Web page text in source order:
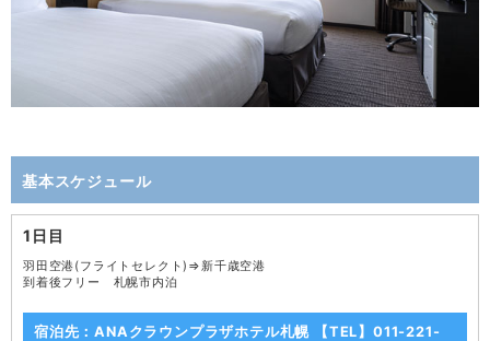
基本スケジュール
1日目
羽田空港(フライトセレクト)⇒新千歳空港
到着後フリー 札幌市内泊
宿泊先：ANAクラウンプラザホテル札幌 【TEL】011-221-